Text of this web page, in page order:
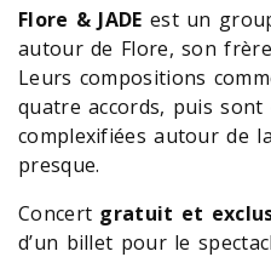
Flore & JADE est un
autour de Flore, son
Leurs compositions
quatre accords, puis
complexifiées autour de
presque.
Concert gratuit et
d’un billet pour le